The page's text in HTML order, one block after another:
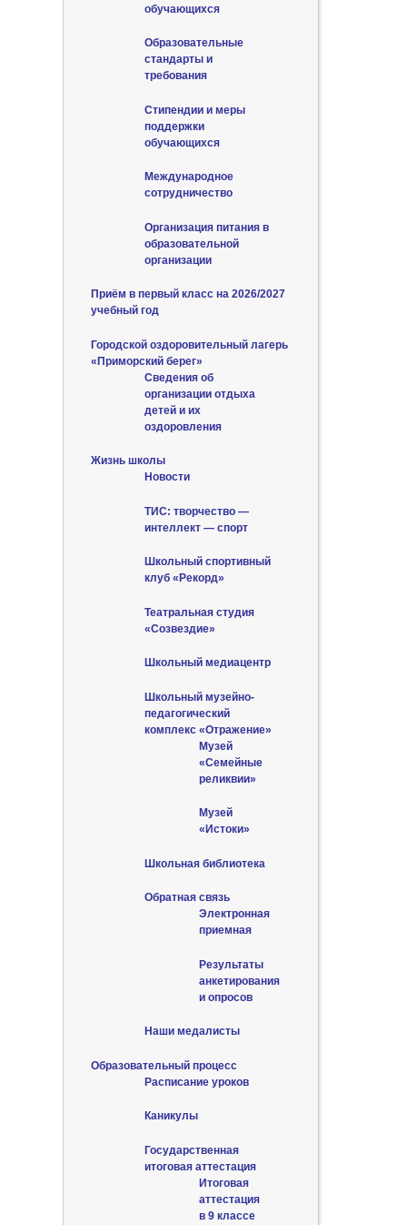
обучающихся
Образовательные
стандарты и
требования
Стипендии и меры
поддержки
обучающихся
Международное
сотрудничество
Организация питания в
образовательной
организации
Приём в первый класс на 2026/2027
учебный год
Городской оздоровительный лагерь
«Приморский берег»
Сведения об
организации отдыха
детей и их
оздоровления
Жизнь школы
Новости
ТИС: творчество —
интеллект — спорт
Школьный спортивный
клуб «Рекорд»
Театральная студия
«Созвездие»
Школьный медиацентр
Школьный музейно-
педагогический
комплекс «Отражение»
Музей
«Семейные
реликвии»
Музей
«Истоки»
Школьная библиотека
Обратная связь
Электронная
приемная
Результаты
анкетирования
и опросов
Наши медалисты
Образовательный процесс
Расписание уроков
Каникулы
Государственная
итоговая аттестация
Итоговая
аттестация
в 9 классе